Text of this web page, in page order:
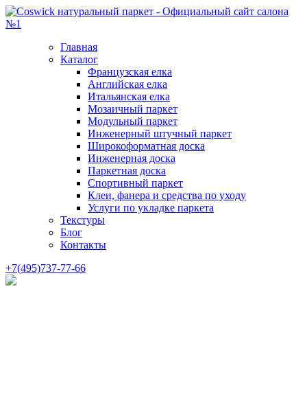
Главная
Каталог
Французская елка
Английская елка
Итальянская елка
Мозаичный паркет
Модульный паркет
Инженерный штучный паркет
Широкоформатная доска
Инженерная доска
Паркетная доска
Спортивный паркет
Клеи, фанера и средства по уходу
Услуги по укладке паркета
Текстуры
Блог
Контакты
+7(495)737-77-66